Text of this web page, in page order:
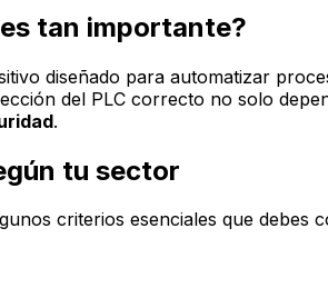
tan importante?
diseñado para automatizar
del PLC correcto no solo
.
tu sector
criterios esenciales que debes